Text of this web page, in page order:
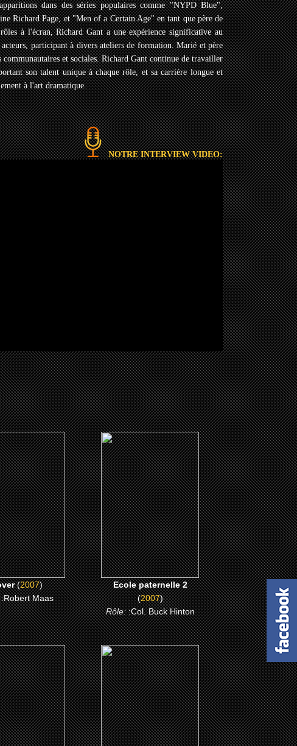
dans des séries populaires comme "NYPD Blue",
Richard Page, et "Men of a Certain Age" en tant que père de
à l'écran, Richard Gant a une expérience significative au
participant à divers ateliers de formation. Marié et père
communautaires et sociales. Richard Gant continue de travailler
son talent unique à chaque rôle, et sa carrière longue et
à l'art dramatique.
NOTRE INTERVIEW VIDEO:
(2007)
Cover
ME
(2007)
:Robert Maas
(2007)
Ecole paternelle 2
CLICK ME
Ecole paternelle 2
(2007)
Rôle::Col. Buck Hinton
(1998)
Lebowski
ME
(1998)
La famille Foldingue
CLICK ME